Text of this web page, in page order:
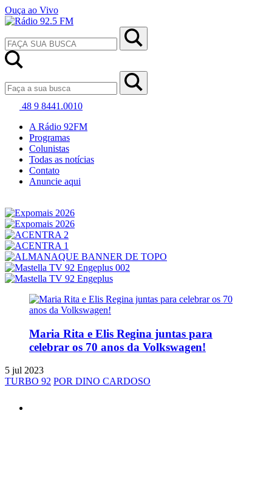
Ouça ao Vivo
48 9 8441.0010
A Rádio 92FM
Programas
Colunistas
Todas as notícias
Contato
Anuncie aqui
Maria Rita e Elis Regina juntas para
celebrar os 70 anos da Volkswagen!
5 jul 2023
TURBO 92 POR DINO CARDOSO